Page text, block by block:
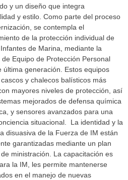
y un diseño que integra
y estilo. Como parte del proceso
se contempla el
de la protección individual de
de Marina, mediante la
de Equipo de Protección Personal
última generación. Estos equipos
y chalecos balísticos más
mayores niveles de protección, así
mejorados de defensa química
y sensores avanzados para una
situacional. La identidad y la
disuasiva de la Fuerza de IM están
garantizadas mediante un plan
ministración. La capacitación es
la IM, les permite mantenerse
en el manejo de nuevas